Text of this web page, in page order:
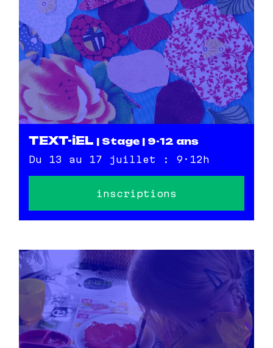
TEXT-iEL | Stage | 9-12 ans
Du 13 au 17 juillet : 9·12h
inscriptions